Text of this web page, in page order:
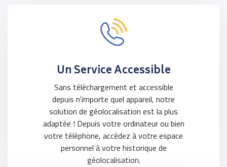
Un Service Accessible
Sans téléchargement et accessible
depuis n'importe quel appareil, notre
solution de géolocalisation est la plus
adaptée ! Depuis votre ordinateur ou bien
votre téléphone, accédez à votre espace
personnel à votre historique de
géolocalisation.